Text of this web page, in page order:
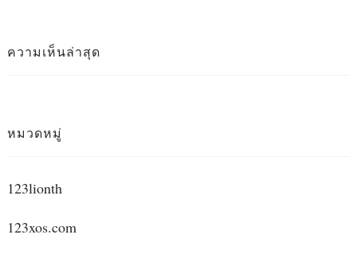
ความเห็นล่าสุด
หมวดหมู่
123lionth
123xos.com